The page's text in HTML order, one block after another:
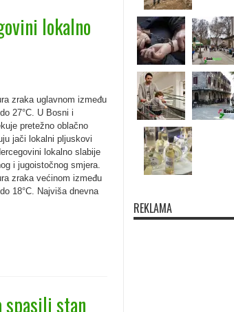
lokalno
zraka uglavnom između
27°C. U Bosni i
pretežno oblačno
jači lokalni pljuskovi
lokalno slabije
i jugoistočnog smjera.
zraka većinom između
18°C. Najviša dnevna
spasili stan
REKLAMA